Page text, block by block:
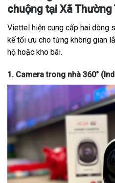
chuộng tại Xã Thường
Viettel hiện cung cấp hai dòng
kế tối ưu cho từng không gian
hộ hoặc kho bãi.
1. Camera trong nhà 360°